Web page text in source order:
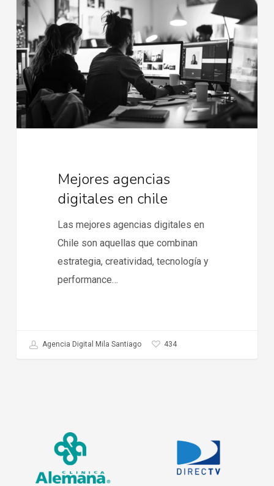
digitales
en
chile
Mejores agencias
digitales en chile
Las mejores agencias digitales en
Chile son aquellas que combinan
estrategia, creatividad, tecnología y
performance…
Agencia Digital Mila Santiago 434